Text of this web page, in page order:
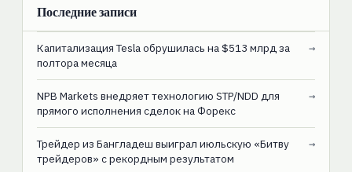
Последние записи
Капитализация Tesla обрушилась на $513 млрд за
полтора месяца
→
NPB Markets внедряет технологию STP/NDD для
прямого исполнения сделок на Форекс
→
Трейдер из Бангладеш выиграл июльскую «Битву
трейдеров» с рекордным результатом
→